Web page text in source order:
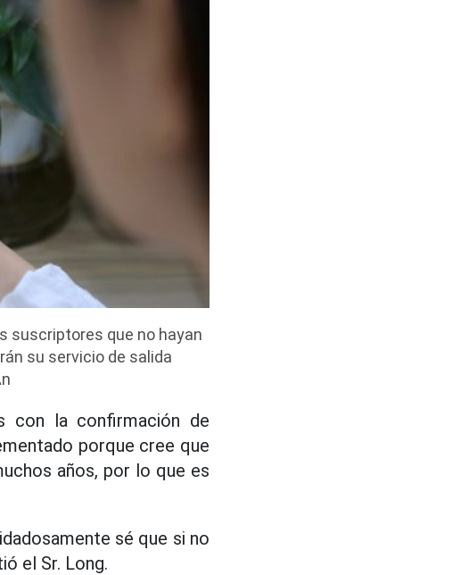
suscriptores que no hayan
su servicio de salida
con la confirmación de
porque cree que
años, por lo que es
sé que si no
el Sr. Long.